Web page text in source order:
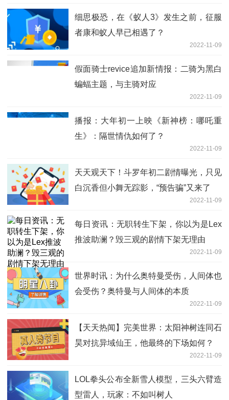
细思极恐，在《蚁人3》发生之前，征服
者康和蚁人早已相遇了？
2022-11-09
假面骑士revice追加新情报：二骑为黑白
蝙蝠主题，与主骑对应
2022-11-09
播报：大年初一上映《新神榜：哪吒重
生》：隔世情仇如何了？
2022-11-09
天天观天下！斗罗年初二剧情曝光，只见
白沉香但小舞无踪影，“预告骗”又来了
2022-11-09
每日资讯：无职转生下架，你以为是Lex
推波助澜？毁三观的剧情下架无理由
2022-11-09
世界时讯：为什么奥特曼受伤，人间体也
会受伤？奥特曼与人间体的本质
2022-11-09
【天天热闻】完美世界：太阳神树连同石
昊对抗异域仙王，他最终的下场如何？
2022-11-09
LOL拳头公布全新雪人模型，三头六臂造
型雷人，玩家：不如叫树人